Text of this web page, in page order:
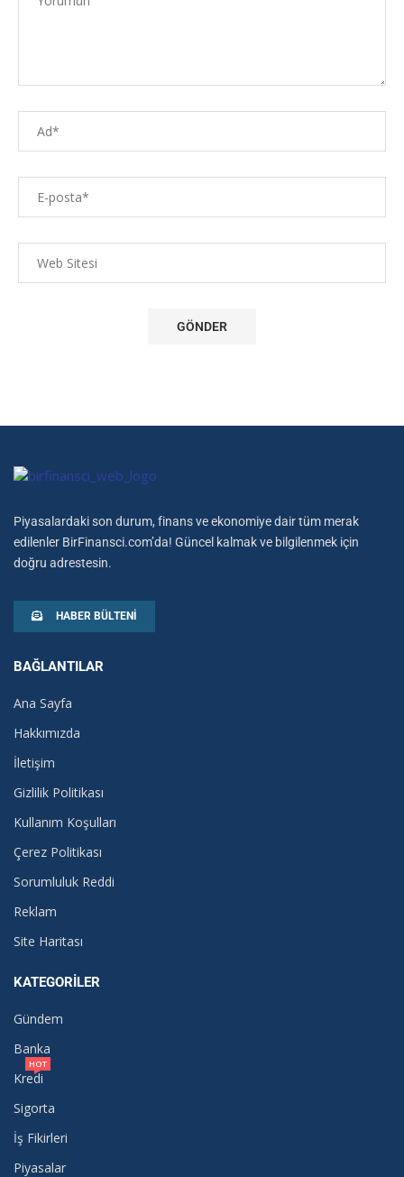
Piyasalardaki son durum, finans ve ekonomiye dair tüm merak
edilenler BirFinansci.com’da! Güncel kalmak ve bilgilenmek için
doğru adrestesin.
HABER BÜLTENI
BAĞLANTILAR
Ana Sayfa
Hakkımızda
İletişim
Gizlilik Politikası
Kullanım Koşulları
Çerez Politikası
Sorumluluk Reddi
Reklam
Site Haritası
KATEGORILER
Gündem
Banka
Kredi
HOT
Sigorta
İş Fikirleri
Piyasalar